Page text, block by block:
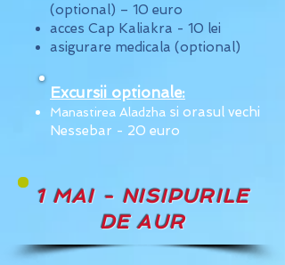
(optional) – 10 euro
acces Cap Kaliakra - 10 lei
asigurare medicala (optional)
Excursii optionale:
Manastirea Aladzha si orasul vechi
Nessebar - 20 euro
1 MAI - NISIPURILE
DE AUR